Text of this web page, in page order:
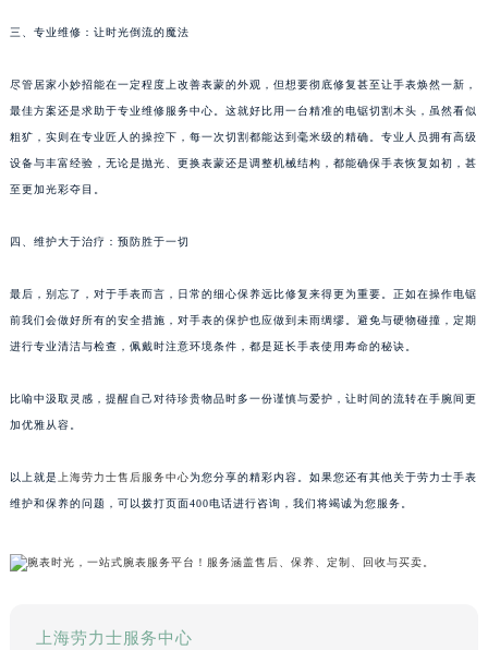
三、专业维修：让时光倒流的魔法
尽管居家小妙招能在一定程度上改善表蒙的外观，但想要彻底修复甚至让手表焕然一新，
最佳方案还是求助于专业维修服务中心。这就好比用一台精准的电锯切割木头，虽然看似
粗犷，实则在专业匠人的操控下，每一次切割都能达到毫米级的精确。专业人员拥有高级
设备与丰富经验，无论是抛光、更换表蒙还是调整机械结构，都能确保手表恢复如初，甚
至更加光彩夺目。
四、维护大于治疗：预防胜于一切
最后，别忘了，对于手表而言，日常的细心保养远比修复来得更为重要。正如在操作电锯
前我们会做好所有的安全措施，对手表的保护也应做到未雨绸缪。避免与硬物碰撞，定期
进行专业清洁与检查，佩戴时注意环境条件，都是延长手表使用寿命的秘诀。
比喻中汲取灵感，提醒自己对待珍贵物品时多一份谨慎与爱护，让时间的流转在手腕间更
加优雅从容。
以上就是 上海劳力士售后服务中心为您分享的精彩内容。如果您还有其他关于劳力士手表
维护和保养的问题，可以拨打页面400电话进行咨询，我们将竭诚为您服务。
上海劳力士服务中心